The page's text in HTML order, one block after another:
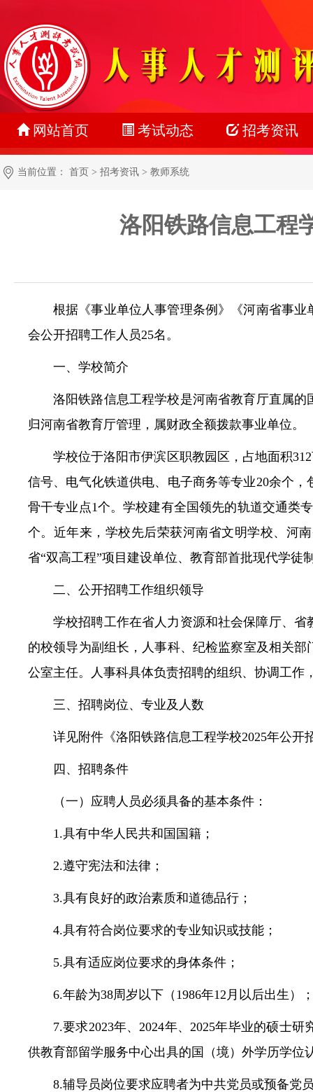
网站首页 考试动态
最新动态
准考证打印
名单公示
报考指南
常见问题
招考资讯
教师系统
社会招聘
校园招聘
当前位置： 首页 > 招考资讯 > 教师系统
洛阳铁路信息工程
根据《事业单位人事管理条例》《河南省事
会公开招聘工作人员25名。
一、学校简介
洛阳铁路信息工程学校是河南省教育厅直属的
归河南省教育厅管理，属财政全额拨款事业单位。
学校位于洛阳市伊滨区职教园区，占地面积
信号、电气化铁道供电、电子商务等专业20余个
骨干专业点1个。学校建有全国领先的轨道交通类
个。近年来，学校先后荣获河南省文明学校、河
省“双高工程”项目建设单位、教育部首批现代学徒
二、公开招聘工作组织领导
学校招聘工作在省人力资源和社会保障厅、
的校领导为副组长，人事科、纪检监察室及相关
公室主任。人事科具体负责招聘的组织、协调工作
三、招聘岗位、专业及人数
详见附件《洛阳铁路信息工程学校2025年公开
四、招聘条件
（一）应聘人员必须具备的基本条件：
1.具有中华人民共和国国籍；
2.遵守宪法和法律；
3.具有良好的政治素质和道德品行；
4.具有符合岗位要求的专业知识或技能；
5.具有适应岗位要求的身体条件；
6.年龄为38周岁以下（1986年12月以后出生）
7.要求2023年、2024年、2025年毕业的硕士
供教育部留学服务中心出具的国（境）外学历学位
8.辅导员岗位要求应聘者为中共党员或预备党